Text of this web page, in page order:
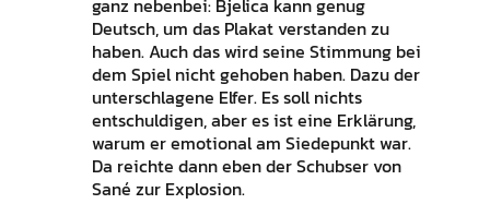
ganz nebenbei: Bjelica kann genug
Deutsch, um das Plakat verstanden zu
haben. Auch das wird seine Stimmung bei
dem Spiel nicht gehoben haben. Dazu der
unterschlagene Elfer. Es soll nichts
entschuldigen, aber es ist eine Erklärung,
warum er emotional am Siedepunkt war.
Da reichte dann eben der Schubser von
Sané zur Explosion.